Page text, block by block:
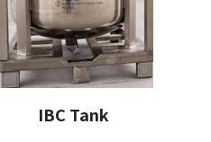
IBC Tank